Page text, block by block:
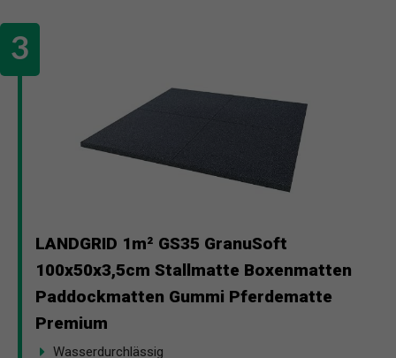
LANDGRID 1m² GS35 GranuSoft
100x50x3,5cm Stallmatte Boxenmatten
Paddockmatten Gummi Pferdematte
Premium
Wasserdurchlässig